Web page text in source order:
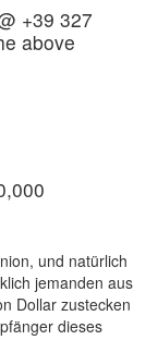
+39 327
above
und natürlich
jemanden aus
Dollar zustecken
dieses